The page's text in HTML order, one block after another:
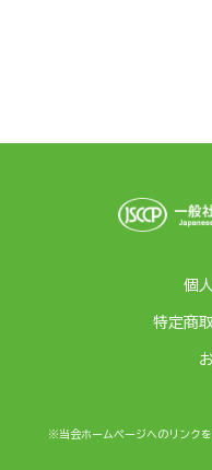
個
特定商
※当会ホームページへのリンク